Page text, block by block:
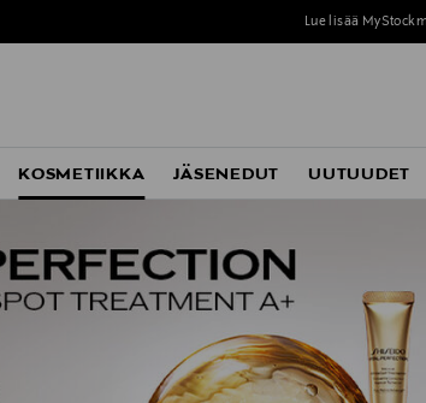
Lue lisää
KOSMETIIKKA JÄSENEDUT UUTUUDET